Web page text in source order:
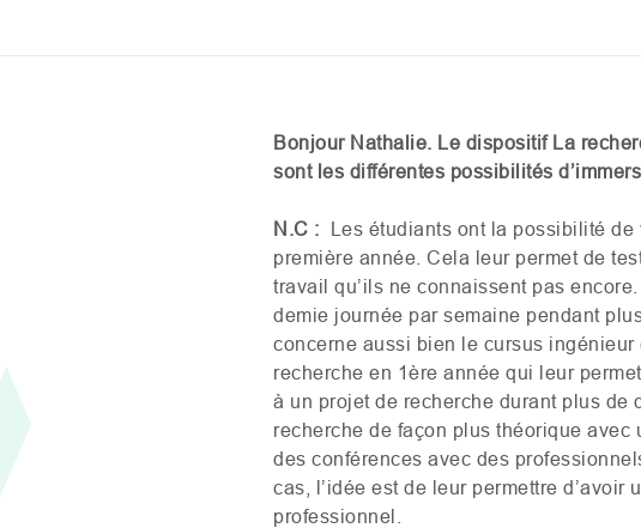
Bonjour Nathalie. Le dispositif La
sont les différentes possibilités
N.C : Les étudiants ont la possibilité
première année. Cela leur permet de
travail qu’ils ne connaissent pas
demie journée par semaine pendant
concerne aussi bien le cursus
recherche en 1ère année qui leur
à un projet de recherche durant plus de
recherche de façon plus théorique avec
des conférences avec des
cas, l’idée est de leur permettre
professionnel.